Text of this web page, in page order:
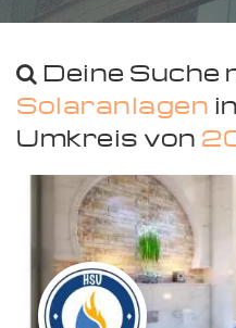
Deine Suche
Solaranlagen in
Umkreis von